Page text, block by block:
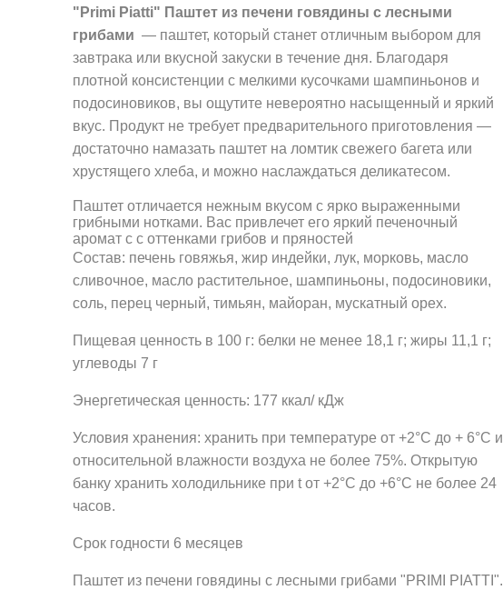
" Primi Piatti" Паштет из печени говядины с лесными
грибами — паштет, который станет отличным выбором для
завтрака или вкусной закуски в течение дня. Благодаря
плотной консистенции с мелкими кусочками шампиньонов и
подосиновиков, вы ощутите невероятно насыщенный и яркий
вкус. Продукт не требует предварительного приготовления —
достаточно намазать паштет на ломтик свежего багета или
хрустящего хлеба, и можно наслаждаться деликатесом.
Паштет отличается нежным вкусом с ярко выраженными
грибными нотками. Вас привлечет его яркий печеночный
аромат с с оттенками грибов и пряностей
Состав: печень говяжья, жир индейки, лук, морковь, масло
сливочное, масло растительное, шампиньоны, подосиновики,
соль, перец черный, тимьян, майоран, мускатный орех.
Пищевая ценность в 100 г: белки не менее 18,1 г; жиры 11,1 г;
углеводы 7 г
Энергетическая ценность: 177 ккал/ кДж
Условия хранения: хранить при температуре от +2°C до + 6°C и
относительной влажности воздуха не более 75%. Открытую
банку хранить холодильнике при t от +2°C до +6°C не более 24
часов.
Срок годности 6 месяцев
Паштет из печени говядины с лесными грибами "PRIMI PIATTI".